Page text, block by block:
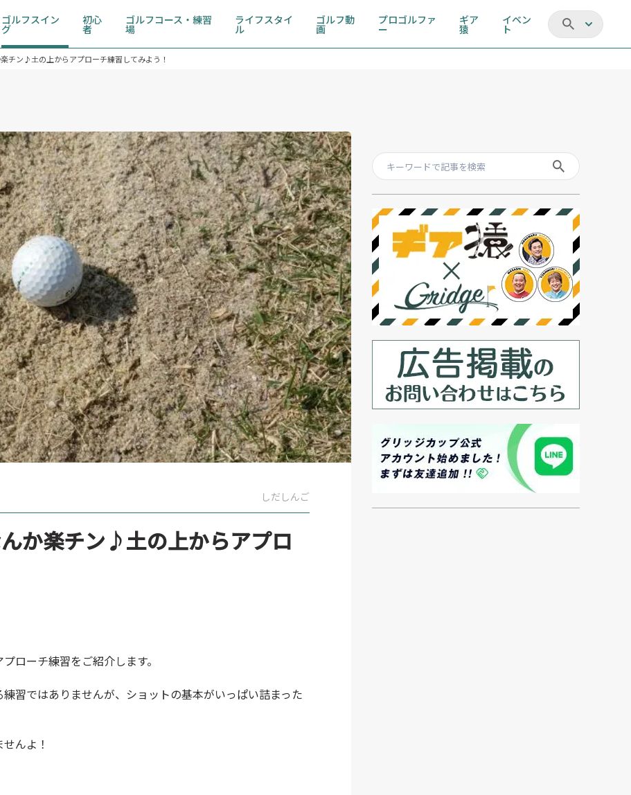
ゴルフスイン
グ
初心
者
ゴルフコース・練習
場
ライフスタイ
ル
ゴルフ動
画
プロゴルファ
ー
ギア
猿
イベン
ト
チン♪土の上からアプローチ練習してみよう！
しだしんご
か楽チン♪土の上からアプロ
ローチ練習をご紹介します。
習ではありませんが、ショットの基本がいっぱい詰まった
んよ！